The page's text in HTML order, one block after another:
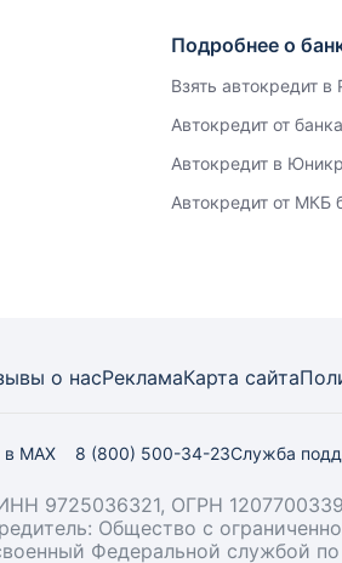
Подробнее о
Взять автокредит в
Автокредит от
Автокредит в
Автокредит от МКБ
о насРекламаКарта сайта
MAX 8 (800) 500-34-23Служба
9725036321, ОГРН
Общество с
Федеральной службой